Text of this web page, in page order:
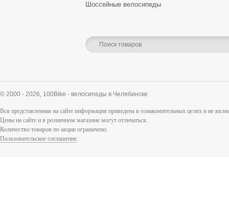
Шоссейные велосипеды
© 2000 - 2026, 100Bike - велосипеды в Челябинске
Вся представленная на сайте информация приведена в ознакомительных целях и не
Цены на сайте и в розничном магазине могут отличаться.
Количество товаров по акции ограничено.
Пользовательское соглашение.